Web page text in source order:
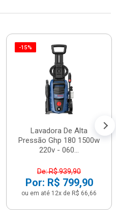
-15%
Lavadora De Alta
Pressão Ghp 180 1500w
220v - 060...
De: R$ 939,90
Por: R$ 799,90
ou em até 12x de R$ 66,66